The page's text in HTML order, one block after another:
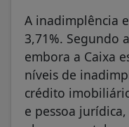
A inadimplência
3,71%. Segundo
embora a Caixa
níveis de
crédito
e pessoa